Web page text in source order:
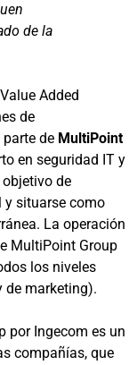
de la
Added
de
de MultiPoint
en seguridad IT y
de
y situarse como
La operación
MultiPoint Group
los niveles
de marketing).
por Ingecom es un
compañías, que